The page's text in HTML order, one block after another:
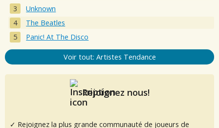
Unknown
The Beatles
Panic! At The Disco
Voir tout: Artistes Tendance
Rejoignez nous!
✓ Rejoignez la plus grande communauté de joueurs de